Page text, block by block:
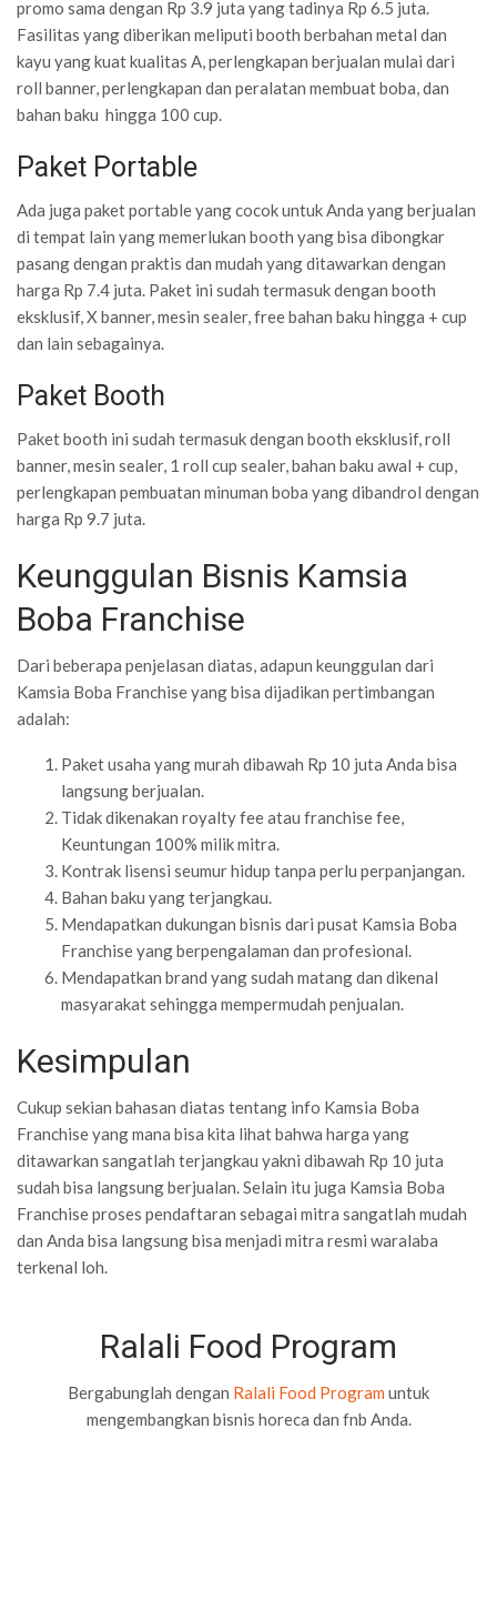
promo sama dengan Rp 3.9 juta yang tadinya Rp 6.5 juta.
Fasilitas yang diberikan meliputi booth berbahan metal dan
kayu yang kuat kualitas A, perlengkapan berjualan mulai dari
roll banner, perlengkapan dan peralatan membuat boba, dan
bahan baku hingga 100 cup.
Paket Portable
Ada juga paket portable yang cocok untuk Anda yang berjualan
di tempat lain yang memerlukan booth yang bisa dibongkar
pasang dengan praktis dan mudah yang ditawarkan dengan
harga Rp 7.4 juta. Paket ini sudah termasuk dengan booth
eksklusif, X banner, mesin sealer, free bahan baku hingga + cup
dan lain sebagainya.
Paket Booth
Paket booth ini sudah termasuk dengan booth eksklusif, roll
banner, mesin sealer, 1 roll cup sealer, bahan baku awal + cup,
perlengkapan pembuatan minuman boba yang dibandrol dengan
harga Rp 9.7 juta.
Keunggulan Bisnis Kamsia
Boba Franchise
Dari beberapa penjelasan diatas, adapun keunggulan dari
Kamsia Boba Franchise yang bisa dijadikan pertimbangan
adalah:
Paket usaha yang murah dibawah Rp 10 juta Anda bisa
langsung berjualan.
Tidak dikenakan royalty fee atau franchise fee,
Keuntungan 100% milik mitra.
Kontrak lisensi seumur hidup tanpa perlu perpanjangan.
Bahan baku yang terjangkau.
Mendapatkan dukungan bisnis dari pusat Kamsia Boba
Franchise yang berpengalaman dan profesional.
Mendapatkan brand yang sudah matang dan dikenal
masyarakat sehingga mempermudah penjualan.
Kesimpulan
Cukup sekian bahasan diatas tentang info Kamsia Boba
Franchise yang mana bisa kita lihat bahwa harga yang
ditawarkan sangatlah terjangkau yakni dibawah Rp 10 juta
sudah bisa langsung berjualan. Selain itu juga Kamsia Boba
Franchise proses pendaftaran sebagai mitra sangatlah mudah
dan Anda bisa langsung bisa menjadi mitra resmi waralaba
terkenal loh.
Ralali Food Program
Bergabunglah dengan Ralali Food Program untuk
mengembangkan bisnis horeca dan fnb Anda.